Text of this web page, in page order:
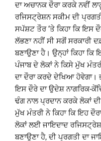
ਦਾ ਅਚਾਨਕ ਦੌਰਾ ਕਰਕੇ ਨਵੀਂ
ਰਜਿਸਟ੍ਰੇਸ਼ਨ ਸਕੀਮ ਦੀ
ਸਪੱਸ਼ਟ ਤੌਰ ‘ਤੇ ਕਿਹਾ ਕਿ ਇਸ
ਲੱਭਣਾ ਨਹੀਂ ਸੀ ਸਗੋਂ ਸਰਕਾਰੀ
ਬਣਾਉਣਾ ਹੈ। ਉਨ੍ਹਾਂ ਕਿਹਾ ਕਿ
ਪੰਜਾਬ ਦੇ ਲੋਕਾਂ ਨੇ ਕਿਸੇ ਮੁੱਖ
ਦਾ ਦੌਰਾ ਕਰਦੇ ਦੇਖਿਆ ਹੋਵੇਗਾ।
ਇਸ ਦੌਰੇ ਦਾ ਉਦੇਸ਼ ਨਾਗਰਿਕ-
ਢੰਗ ਨਾਲ ਪ੍ਰਦਾਨ ਕਰਕੇ ਲੋਕਾਂ
ਮੁੱਖ ਮੰਤਰੀ ਨੇ ਕਿਹਾ ਕਿ ਇਹ
ਲੋਕਾਂ ਲਈ ਜਾਇਦਾਦ
ਬਣਾਉਣਾ ਹੈ, ਦੀ ਪ੍ਰਗਤੀ ਦਾ